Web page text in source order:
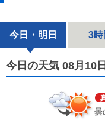
今日・明日 3時
今日の天気 08月10日
曇